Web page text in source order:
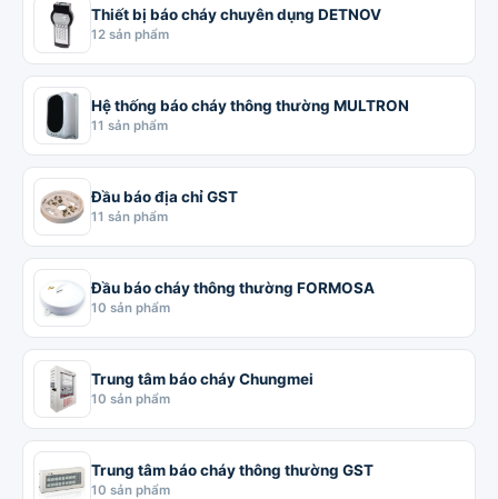
Thiết bị báo cháy chuyên dụng DETNOV
12 sản phẩm
Hệ thống báo cháy thông thường MULTRON
11 sản phẩm
Đầu báo địa chỉ GST
11 sản phẩm
Đầu báo cháy thông thường FORMOSA
10 sản phẩm
Trung tâm báo cháy Chungmei
10 sản phẩm
Trung tâm báo cháy thông thường GST
10 sản phẩm